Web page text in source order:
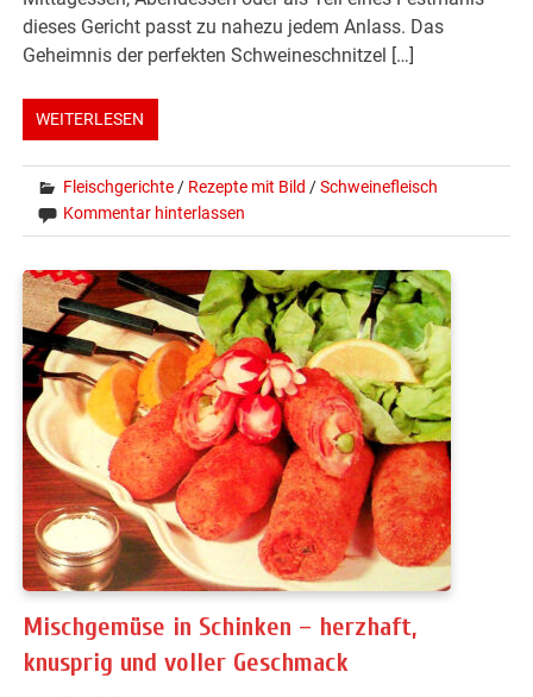
dieses Gericht passt zu nahezu jedem Anlass. Das
Geheimnis der perfekten Schweineschnitzel […]
WEITERLESEN
Fleischgerichte / Rezepte mit Bild /Schweinefleisch
Kommentar hinterlassen
Mischgemüse in Schinken – herzhaft,
knusprig und voller Geschmack